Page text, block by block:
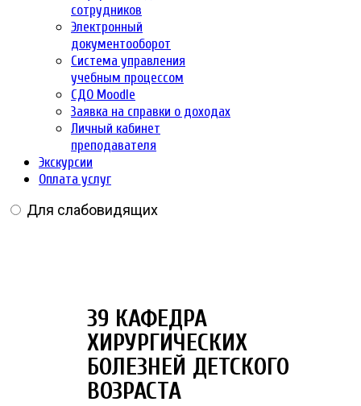
сотрудников
Электронный
документооборот
Система управления
учебным процессом
СДО Moodle
Заявка на справки о доходах
Личный кабинет
преподавателя
Экскурсии
Оплата услуг
Для слабовидящих
39 КАФЕДРА
ХИРУРГИЧЕСКИХ
БОЛЕЗНЕЙ ДЕТСКОГО
ВОЗРАСТА